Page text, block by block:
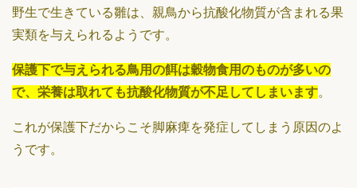
野生で生きている雛は、親鳥から抗酸化物質が含まれる果
実類を与えられるようです。
保護下で与えられる鳥用の餌は穀物食用のものが多いの
で、栄養は取れても抗酸化物質が不足してしまいます。
これが保護下だからこそ脚麻痺を発症してしまう原因のよ
うです。